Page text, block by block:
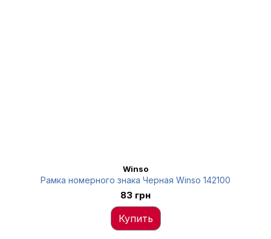
Winso
Рамка номерного знака Черная Winso 142100
83 грн
Купить